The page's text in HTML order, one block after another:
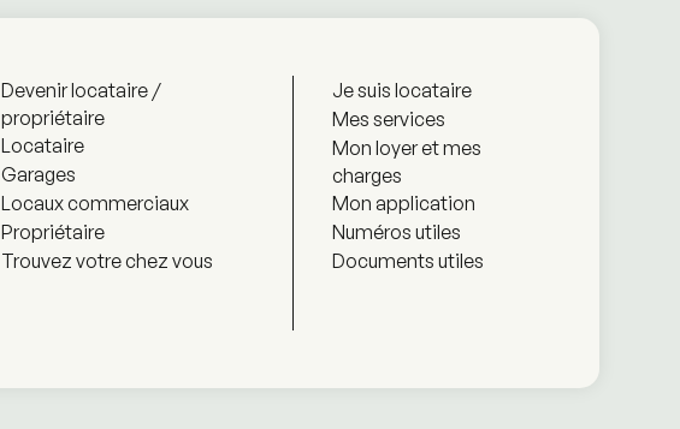
Devenir locataire /
propriétaire
Locataire
Garages
Locaux commerciaux
Propriétaire
Trouvez votre chez vous
Je suis locataire
Mes services
Mon loyer et mes
charges
Mon application
Numéros utiles
Documents utiles